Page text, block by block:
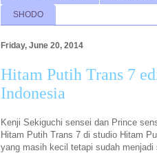
SHODO
Friday, June 20, 2014
Hitam Putih Trans 7
Indonesia
Kenji Sekiguchi sensei dan Prince
Hitam Putih Trans 7 di studio Hitam
yang masih kecil tetapi sudah